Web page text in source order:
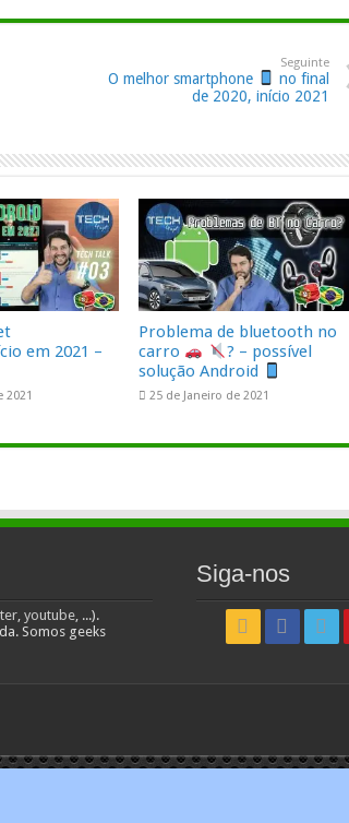
Seguinte
O melhor smartphone
no final
de 2020, início 2021
em 2021 –
2021
Problema de bluetooth no
carro
? – possível
solução Android
25 de Janeiro de 2021
, youtube, ...).
Somos geeks
Siga-nos